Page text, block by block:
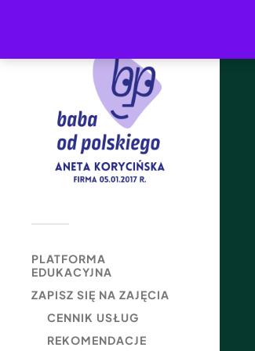
PLATFORMA
EDUKACYJNA
ZAPISZ SIĘ NA ZAJĘCIA
CENNIK USŁUG
REKOMENDACJE